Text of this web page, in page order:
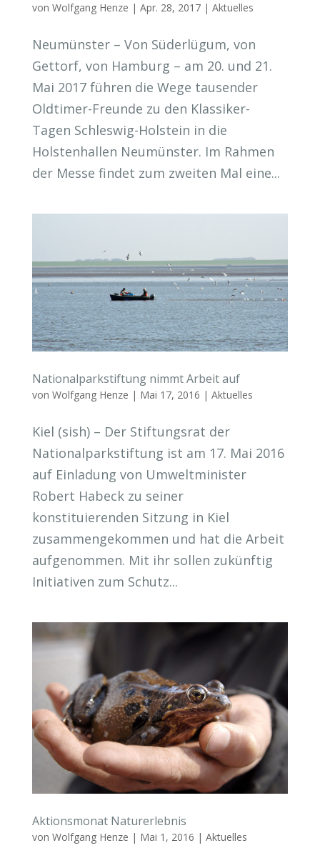
von Wolfgang Henze | Apr. 28, 2017| Aktuelles
Neumünster – Von Süderlügum, von
Gettorf, von Hamburg – am 20. und 21.
Mai 2017 führen die Wege tausender
Oldtimer-Freunde zu den Klassiker-
Tagen Schleswig-Holstein in die
Holstenhallen Neumünster. Im Rahmen
der Messe findet zum zweiten Mal eine...
Nationalparkstiftung nimmt Arbeit auf
von Wolfgang Henze | Mai 17, 2016 | Aktuelles
Kiel (sish) – Der Stiftungsrat der
Nationalparkstiftung ist am 17. Mai 2016
auf Einladung von Umweltminister
Robert Habeck zu seiner
konstituierenden Sitzung in Kiel
zusammengekommen und hat die Arbeit
aufgenommen. Mit ihr sollen zukünftig
Initiativen zum Schutz...
Aktionsmonat Naturerlebnis
von Wolfgang Henze | Mai 1, 2016 | Aktuelles